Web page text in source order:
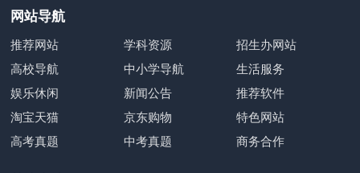
网站导航
推荐网站 学科资源
招生办网站
高校导航
中小学导航
生活服务
娱乐休闲
新闻公告
推荐软件
淘宝天猫
京东购物
特色网站
高考真题
中考真题 商务合作